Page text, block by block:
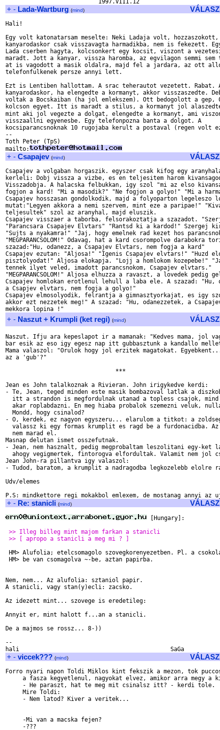
+ - Lada-Wartburg (mind) VÁLASZ
Hali!
Egy volt katonatarsam meselte: Neki Ladaja volt, hozzaszokott,
kanyarodaskor csak visszavagta harmadikba, nem is fekezett.
Lada cserben hagyta, kolcsonkert egy kocsit, viszont a
maradt. Jott a kanyar, vissza haromba, az egvilagon semmi
at is vagodott a masik oldalra, majd fel a jardara, az ott
telefonfulkenek persze annyi lett.
Ezt is Lentiben hallottam. A srac teherautot vezetett. Rabat.
kanyarodaskor, ha elengedte a kormanyt, akkor visszaszedte.
voltak a Bocskaiban (ha jol emlekszem). Ott bedogolott a gep,
kolcson egyet. Itt is maradt a stilus, a kormanyt jol
mint aki jol vegezte a dolgat, elengedte a kormanyt, ami
visszaallni egyenesbe. Egy telefonpozna banta a dolgot. A
kocsiparancsnoknak 10 rugojaba kerult a postaval (regen volt
--
Toth Peter (TpS)
mailto:
+ - Csapajev (mind) VÁLASZ
Csapajev a volgaban horgaszik. egyszer csak kifog egy
kerleli: Dobj vissza a vizbe, es en teljesitem harom
Visszadobja. A halacska felbukkan, igy szol "mi az elso
fogjon a kard! "Mi a masodik?" "Ne fogjon a golyo!" "Mi a
Csapajev hosszasan gondolkodik, majd a folyoparton legeleszo
mutat:"Legyen akkora a nemi szervem, mint eze a paripae!"
teljesultek" szol az aranyhal, majd eluszik.
Csapajev visszaer a taborba, felsorakoztatja a szazadot.
"Parancsara Csapajev Elvtars" "Rantsd ki a kardod!" Szergej
"Sujts a nyakamra!" "Jaj, hogy emelnek rad kezet hos
"MEGPARANCSOLOM!" Odavag, hat a kard csorompolve darabokra
szazad:"Hu, odanezz, a Csapajev Elvtars, nem fogja a kard"
Csapajev ezutan: "Aljosa!" "Igenis Csapajev elvtars!" "Huzd
pisztolyodat!" Aljosa elokapja. "Lojj a homlokom kozepebe!"
tennek ilyet veled, imadott parancsnokom, Csapajev elvtars."
"MEGPARANCSOLOM!" Aljosa elhuzza a ravaszt, a lovedek pedig
Csapajev homlokan erotlenul lehull a laba ele. A szazad: "Hu,
a Csapjev elvtars, nem fogja a golyo!"
Csapajev elmosolyodik, felrantja a gimnasztyorkajat, es igy
akkor ezt nezzetek meg!" A szazad: "Hu, odanezzetek, a
+ - Naszut + Krumpli (ket regi) (mind) VÁLASZ
Naszut. Ifju ara kepeslapot ir a mamanak: "Kedves mama, jol
bar esik az eso igy egesz nap itt gubbasztunk a kandallo
Mama valaszol: "Orulok hogy jol erzitek magatokat.
az a 'gub'?"
Jean es John talalkoznak a Rivieran. John irigykedve kerdi:
- Te, Jean, teged minden este masik bombazoval latlak a
itt a strandon is megfordulnak utanad a topless csajok, mind
akar roplabdazni. En meg hiaba probalok szemezni veluk,
  Mondd, hogy csinalod?
- O, kerdek, ez nagyon egyszeru... elarulom a titkot: a
valassz ki egy formas krumplit es ragd be a furdonacidba.
  nem marad el.
Masnap delutan ismet osszefutnak.
- Jean, nem hasznalt, pedig megprobaltam leszolitani egy-ket
ahogy vegigmertek, fintorogva elfordultak. Valamit nem jol
Jean John-ra pillantva igy valaszol:
- Tudod, baratom, a krumplit a nadragodba legkozelebb elolre
Udv/elemes
+ - Re: stanicli (mind) VÁLASZ
[Hungary]:
>> Illeg billeg mint majom farkan a stanicli
>> [ apropo a stanicli a meg mi ? ]
HM> Alufolia; etelcsomagolo szovegkorenyezetben. Pl. a
HM> be van csomagolva ~-be, aztan papirba.
Nem, nem... Az alufolia: sztaniol papir.
A stanicli, vagy stan(y)ecli: zacsko.
Az idezett mint... szovege is eredetileg:
Annyit er, mint halott f...an a stanicli.
De a majmos se rossz... 8-))
--
+ - viccek??? (mind) VÁLASZ
Forro nyari napon Toldi Miklos kint fekszik a mezon, tok
a fasza kegyetlenul, nagyokat elvez, amikor arra megy a
     - He paraszt, hat te meg mit csinalsz itt? - kerdi tole.
     Mire Toldi:
     - Nem latod? Kiver a veritek...
     -Mi van a macska fejen?
     -???